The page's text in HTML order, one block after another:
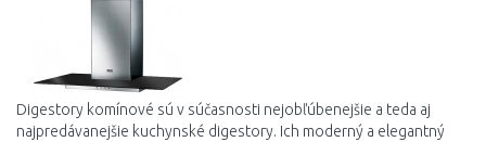
Digestory komínové sú v súčasnosti nejobľúbenejšie a teda aj
najpredávanejšie kuchynské digestory. Ich moderný a elegantný